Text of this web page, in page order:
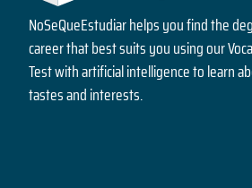
NoSeQueEstudiar helps you find the
career that best suits you using our
Test with artificial intelligence to learn
tastes and interests.